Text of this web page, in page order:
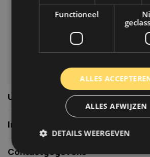
Veelgestelde vragen
06-39119169
info@autoklusser.nl
Usefull links
Informatie
Contactgegevens
Functioneel
ALLES
ALLES AFWIJZEN
DETAILS WEERGEVEN